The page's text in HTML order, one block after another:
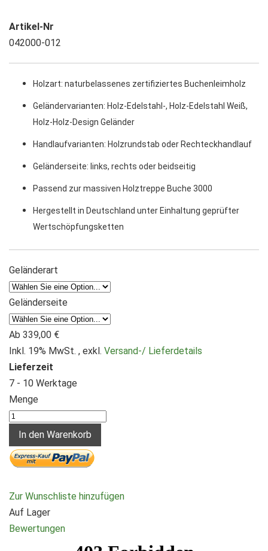
Artikel-Nr
042000-012
Holzart: naturbelassenes zertifiziertes Buchenleimholz
Geländervarianten: Holz-Edelstahl-, Holz-Edelstahl Weiß,
Holz-Holz-Design Geländer
Handlaufvarianten: Holzrundstab oder Rechteckhandlauf
Geländerseite: links, rechts oder beidseitig
Passend zur massiven Holztreppe Buche 3000
Hergestellt in Deutschland unter Einhaltung geprüfter
Wertschöpfungsketten
Geländerart
Geländerseite
Ab 339,00 €
Inkl. 19% MwSt. , exkl. Versand-/ Lieferdetails
Lieferzeit
7 - 10 Werktage
Menge
In den Warenkorb
Zur Wunschliste hinzufügen
Auf Lager
Bewertungen